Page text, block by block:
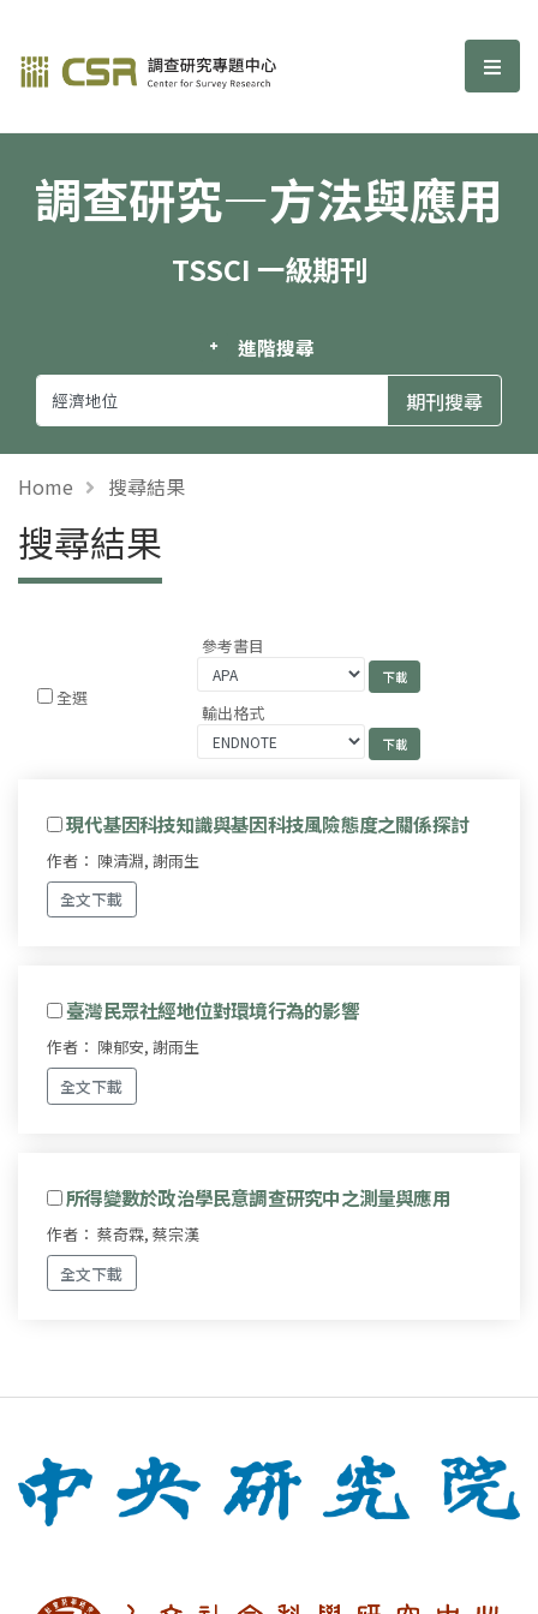
調查研究—方法與應用期刊 選
調查研究—方法與應用
TSSCI 一級期刊
進階搜尋
Home 搜尋結果
搜尋結果
全選
參考書目
輸出格式
現代基因科技知識與基因科技風險態度之關係探討
作者： 陳清淵, 謝雨生
全文下載
臺灣民眾社經地位對環境行為的影響
作者： 陳郁安, 謝雨生
全文下載
所得變數於政治學民意調查研究中之測量與應用
作者： 蔡奇霖, 蔡宗漢
全文下載